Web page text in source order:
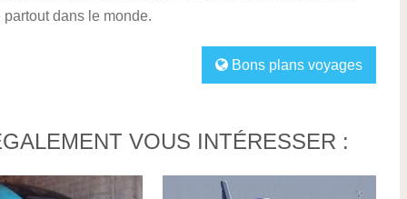
dans le monde.
Bons plans voyages
VOUS INTÉRESSER :